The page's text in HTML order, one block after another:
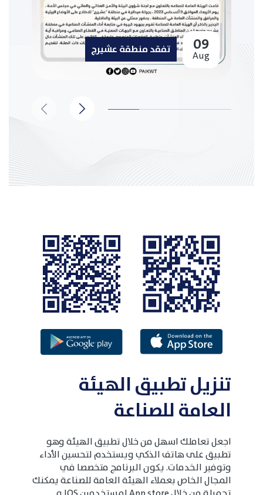
09
Aug تفقد منطقة عشيرج
تنزيل تطبيق الهيئة
العامة للصناعة
اجعل تعاملك اسهل من خلال تطبيق الهيئة وهو
تطبيق على هاتف الذكي ويستخدم لتحسين الأداء
وتوفير الخدمات. يكون البرنامج متخصصا في
المجال الخاص بعملاء الهيئة العامة للصناعة يمكنك